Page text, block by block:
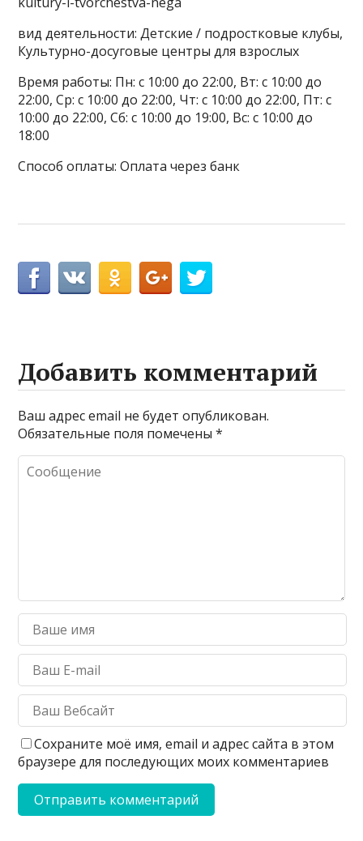
вид деятельности: Детские / подростковые клубы,
Культурно-досуговые центры для взрослых
Время работы: Пн: с 10:00 до 22:00, Вт: с 10:00 до
22:00, Ср: с 10:00 до 22:00, Чт: с 10:00 до 22:00, Пт: с
10:00 до 22:00, Сб: с 10:00 до 19:00, Вс: с 10:00 до
18:00
Способ оплаты: Оплата через банк
Добавить комментарий
Ваш адрес email не будет опубликован.
Обязательные поля помечены*
Сохраните моё имя, email и адрес сайта в этом
браузере для последующих моих комментариев